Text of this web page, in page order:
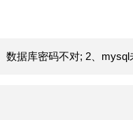
据库密码不对; 2、mysql